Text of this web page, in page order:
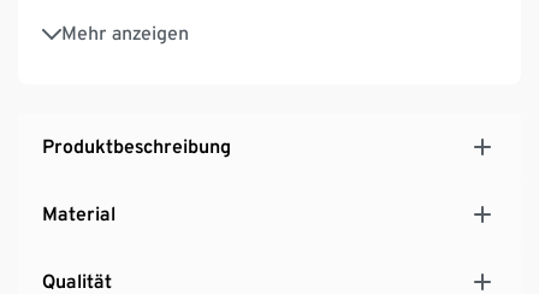
Mehr anzeigen
E27 Fassung, Leuchtmittel nicht im Lieferumfang
enthalten, max. 28 Watt
Produktbeschreibung
Material
Qualität